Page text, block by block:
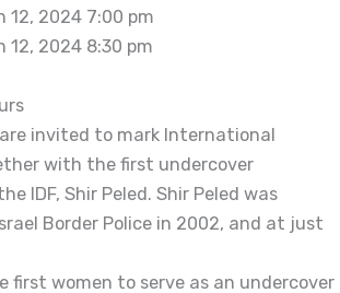
12, 2024 7:00 pm
12, 2024 8:30 pm
invited to mark International
with the first undercover
IDF, Shir Peled. Shir Peled was
Border Police in 2002, and at just
first women to serve as an undercover